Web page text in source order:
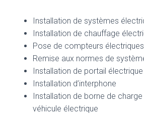
Installation de systèmes
Installation de chauffage
Pose de compteurs électriques
Remise aux normes de
Installation de portail électrique
Installation d’interphone
Installation de borne de
véhicule électrique